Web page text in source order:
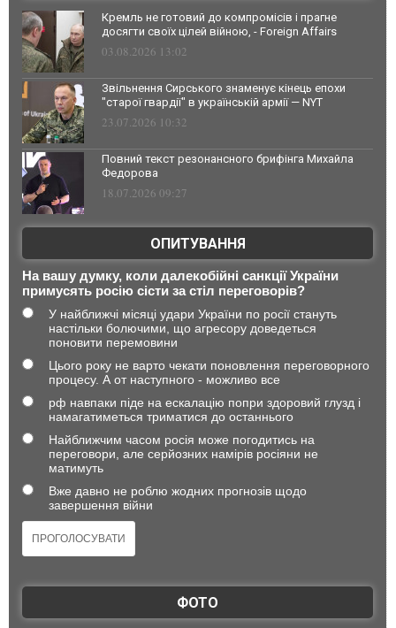
Кремль не готовий до компромісів і прагне
досягти своїх цілей війною, - Foreign Affairs
03.08.2026 13:02
Звільнення Сирського знаменує кінець епохи
"старої гвардії" в українській армії — NYT
23.07.2026 10:32
Повний текст резонансного брифінга Михайла
Федорова
18.07.2026 09:27
ОПИТУВАННЯ
На вашу думку, коли далекобійні санкції України
примусять росію сісти за стіл переговорів?
У найближчі місяці удари України по росії стануть
настільки болючими, що агресору доведеться
поновити перемовини
Цього року не варто чекати поновлення переговорного
процесу. А от наступного - можливо все
рф навпаки піде на ескалацію попри здоровий глузд і
намагатиметься триматися до останнього
Найближчим часом росія може погодитись на
переговори, але серйозних намірів росіяни не
матимуть
Вже давно не роблю жодних прогнозів щодо
завершення війни
ФОТО